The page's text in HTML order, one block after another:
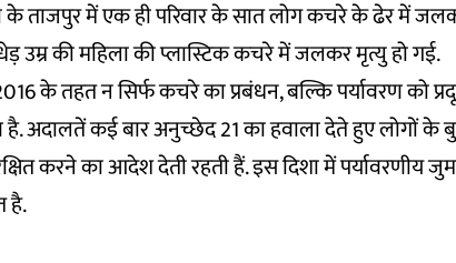
ताजपुर में एक ही परिवार के सात लोग कचरे के ढेर में
उम्र की महिला की प्लास्टिक कचरे में जलकर मृत्यु हो गई.
के तहत न सिर्फ कचरे का प्रबंधन, बल्कि पर्यावरण को
है. अदालतें कई बार अनुच्छेद 21 का हवाला देते हुए लोगों के
करने का आदेश देती रहती हैं. इस दिशा में पर्यावरणीय
है.